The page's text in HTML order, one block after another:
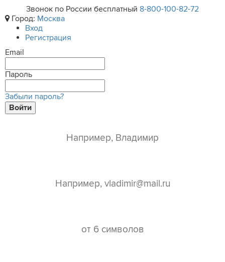
Звонок по России бесплатный 8-800-100-82-72
Город: Москва
Вход
Регистрация
Email
Пароль
Забыли пароль?
Войти